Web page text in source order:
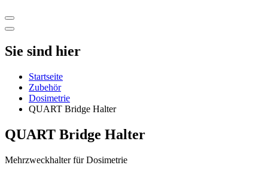
Sie sind hier
Startseite
Zubehör
Dosimetrie
QUART Bridge Halter
QUART Bridge Halter
Mehrzweckhalter für Dosimetrie